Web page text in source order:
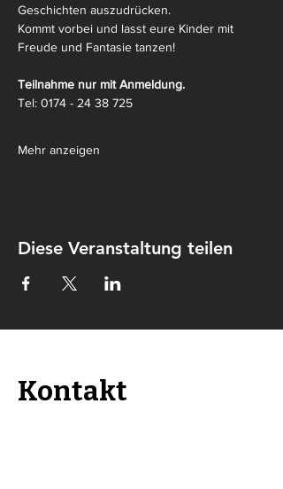
Geschichten auszudrücken.
Kommt vorbei und lasst eure Kinder mit
Freude und Fantasie tanzen!
Teilnahme nur mit Anmeldung.
Tel: 0174 - 24 38 725
Mehr anzeigen
Diese Veranstaltung teilen
Kontakt